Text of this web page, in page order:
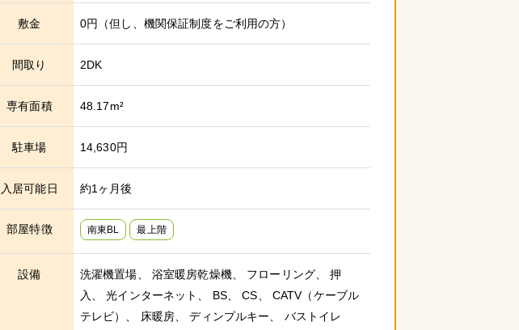
敷金 0円（但し、機関保証制度をご利用の方）
間取り 2DK
専有面積 48.17m²
駐車場 14,630円
入居可能日 約1ヶ月後
部屋特徴 南東BL 最上階
設備
洗濯機置場、 浴室暖房乾燥機、 フローリング、 押
入、 光インターネット、 BS、 CS、 CATV（ケーブル
テレビ）、 床暖房、 ディンプルキー、 バストイレ